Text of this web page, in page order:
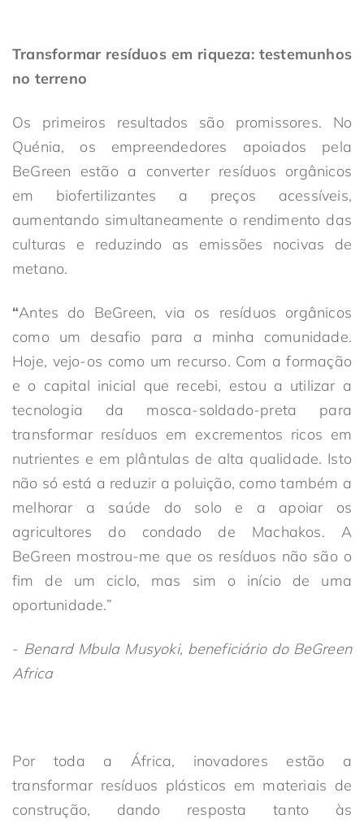
Transformar resíduos em riqueza: testemunhos
no terreno
Os primeiros resultados são promissores. No
Quénia, os empreendedores apoiados pela
BeGreen estão a converter resíduos orgânicos
em biofertilizantes a preços acessíveis,
aumentando simultaneamente o rendimento das
culturas e reduzindo as emissões nocivas de
metano.
“Antes do BeGreen, via os resíduos orgânicos
como um desafio para a minha comunidade.
Hoje, vejo-os como um recurso. Com a formação
e o capital inicial que recebi, estou a utilizar a
tecnologia da mosca-soldado-preta para
transformar resíduos em excrementos ricos em
nutrientes e em plântulas de alta qualidade. Isto
não só está a reduzir a poluição, como também a
melhorar a saúde do solo e a apoiar os
agricultores do condado de Machakos. A
BeGreen mostrou-me que os resíduos não são o
fim de um ciclo, mas sim o início de uma
oportunidade.”
- Benard Mbula Musyoki, beneficiário do BeGreen
Africa
Por toda a África, inovadores estão a
transformar resíduos plásticos em materiais de
construção, dando resposta tanto às